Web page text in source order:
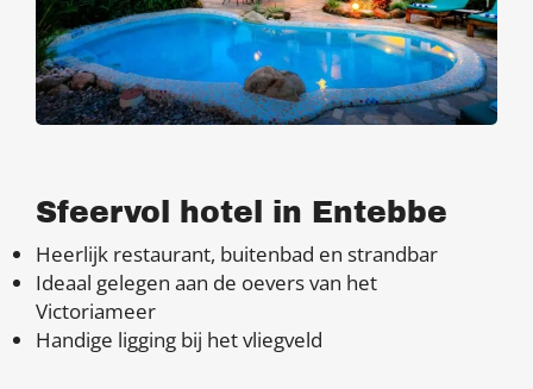
Sfeervol hotel in Entebbe
Heerlijk restaurant, buitenbad en strandbar
Ideaal gelegen aan de oevers van het
Victoriameer
Handige ligging bij het vliegveld